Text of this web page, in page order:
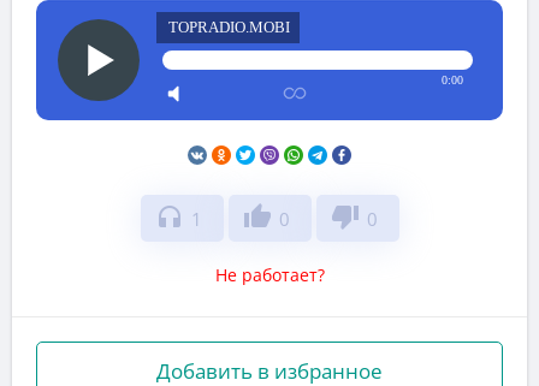
TOPRADIO.MOBI
0:00
headphones 1 thumb_up 0 thumb_down 0
Не работает?
Добавить в избранное